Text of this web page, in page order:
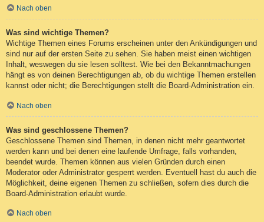
Nach oben
Was sind wichtige Themen?
Wichtige Themen eines Forums erscheinen unter den Ankündigungen und
sind nur auf der ersten Seite zu sehen. Sie haben meist einen wichtigen
Inhalt, weswegen du sie lesen solltest. Wie bei den Bekanntmachungen
hängt es von deinen Berechtigungen ab, ob du wichtige Themen erstellen
kannst oder nicht; die Berechtigungen stellt die Board-Administration ein.
Nach oben
Was sind geschlossene Themen?
Geschlossene Themen sind Themen, in denen nicht mehr geantwortet
werden kann und bei denen eine laufende Umfrage, falls vorhanden,
beendet wurde. Themen können aus vielen Gründen durch einen
Moderator oder Administrator gesperrt werden. Eventuell hast du auch die
Möglichkeit, deine eigenen Themen zu schließen, sofern dies durch die
Board-Administration erlaubt wurde.
Nach oben